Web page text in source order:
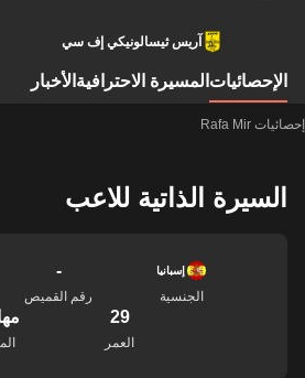
آريس ثيسالونيكي إف سي
الإحصائيات المسيرة الاحترافية الأخبار
إحصائيات Rafa Mir
السيرة الذاتية للاعب
إسبانيا
الجنسية
-
رقم القميص
29
العمر